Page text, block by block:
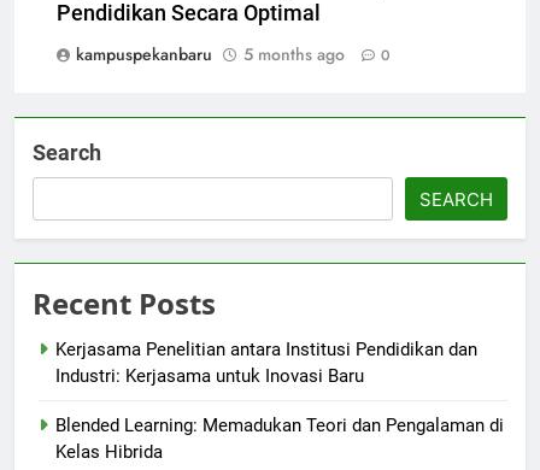
Pendidikan Secara Optimal
kampuspekanbaru
5 months ago 0
Search
SEARCH
Recent Posts
Kerjasama Penelitian antara Institusi Pendidikan dan
Industri: Kerjasama untuk Inovasi Baru
Blended Learning: Memadukan Teori dan Pengalaman di
Kelas Hibrida